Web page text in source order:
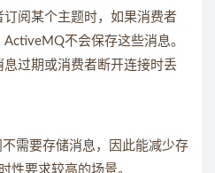
阅某个主题时，如果消费者
不会保存这些消息。
过期或消费者断开连接时丢
需要存储消息，因此能减少存
性要求较高的场景。